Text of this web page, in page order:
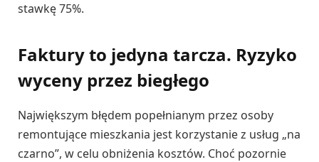
stawkę 75%.
Faktury to jedyna tarcza. Ryzyko
wyceny przez biegłego
Największym błędem popełnianym przez osoby
remontujące mieszkania jest korzystanie z usług „na
czarno”, w celu obniżenia kosztów. Choć pozornie